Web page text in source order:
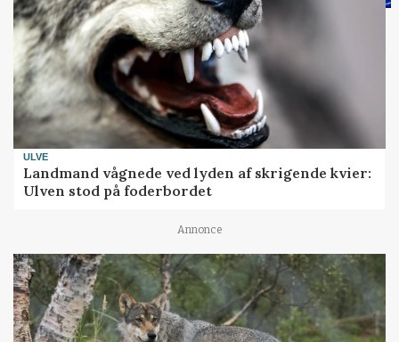
ULVE
Landmand vågnede ved lyden af skrigende kvier:
Ulven stod på foderbordet
Annonce